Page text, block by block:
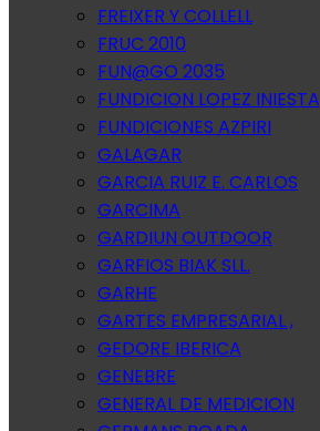
FREIXER Y COLLELL
FRUC 2010
FUN@GO 2035
FUNDICION LOPEZ INIESTA
FUNDICIONES AZPIRI
GALAGAR
GARCIA RUIZ E. CARLOS
GARCIMA
GARDIUN OUTDOOR
GARFIOS BIAK SLL.
GARHE
GARTES EMPRESARIAL ,
GEDORE IBERICA
GENEBRE
GENERAL DE MEDICION